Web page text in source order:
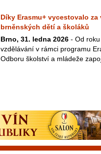
Díky Erasmu+ vycestovalo za
brněnských dětí a školáků
Brno, 31. ledna 2026 - Od
vzdělávání v rámci programu
Odboru školství a mládeže